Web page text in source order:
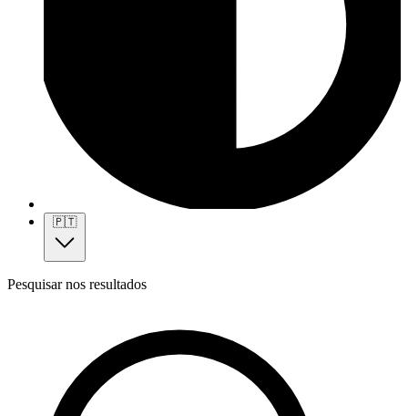
🇵🇹
Pesquisar nos resultados